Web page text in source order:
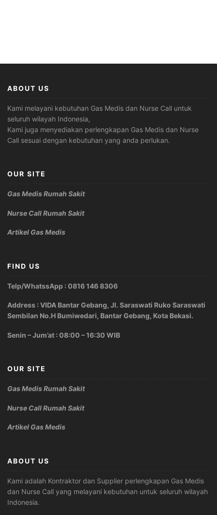
ABOUT US
Kami melayani kebutuhan Gas Medis dan Nurse Call untuk
seluruh wilayah Indonesia,
Kami juga menyediakan perlengkapan Gas Medis dan Nurse
Call sesuai dengan kebutuhan yang anda perlukan.
OUR SITE
Gas Medis Rumah Sakit
Nurse Call Rumah Sakit
Artikel Gas Medis
FIND US
Telp/WhatssApp : 0816 146 8306
Address : VIDA Bantar Gebang, Jl. Saraswati Ruko Saraswati
Sembilan No.H Bumiwedari, Bantar Gebang, Kota Bekasi.
Senin – Jum’at : 08:00 – 16:30 WIB
OUR SITE
Gas Medis Rumah Sakit
Nurse Call Rumah Sakit
Artikel Gas Medis
ABOUT US
Kami adalah Kontraktor dan Supplier perlengkapan Gas Medis
dan Nurse Call yang melayani kebutuhan untuk seluruh wilayah
Indonesia.